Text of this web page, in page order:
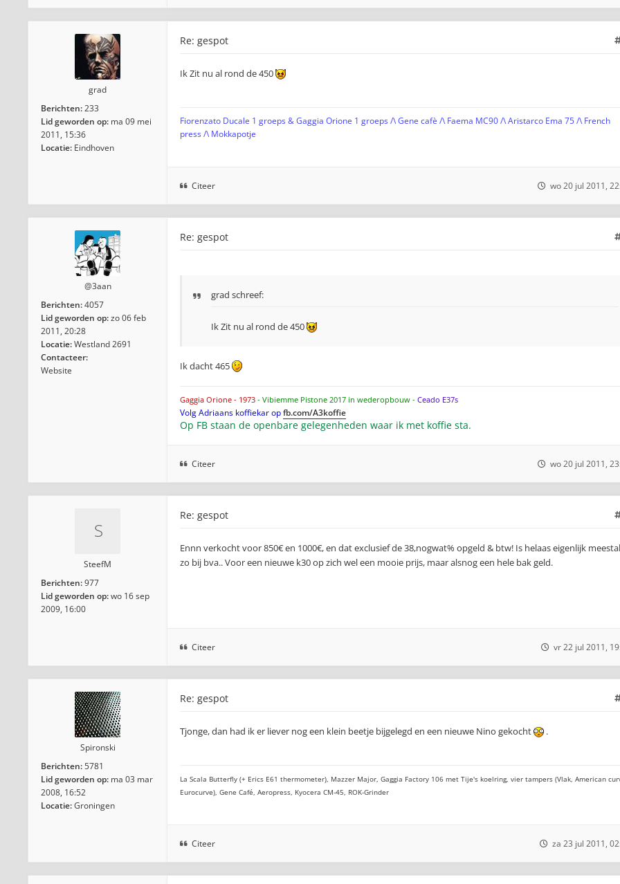
grad
Berichten:233
Lid geworden op: ma 09 mei
2011, 15:36
Locatie: Eindhoven
Re: gespot
Ik Zit nu al rond de 450
Fiorenzato Ducale 1 groeps & Gaggia Orione 1 groeps /\ Gene cafè /\ Faema MC90 /\ Aristarco Ema 75 /\ French
press /\ Mokkapotje
Citeer wo 20 jul 2011,
@3aan
Berichten:4057
Lid geworden op:zo 06 feb
2011, 20:28
Locatie:Westland 2691
Contacteer:
Website
Re: gespot
grad schreef:
Ik Zit nu al rond de 450
Ik dacht 465
Gaggia Orione - 1973 - Vibiemme Pistone 2017 in wederopbouw - Ceado E37s
Volg Adriaans koffiekar opfb.com/A3koffie
Op FB staan de openbare gelegenheden waar ik met koffie sta.
Citeer wo 20 jul 2011,
SteefM
Berichten:977
Lid geworden op:wo 16 sep
2009, 16:00
Re: gespot
Ennn verkocht voor 850€ en 1000€, en dat exclusief de 38,nogwat% opgeld & btw! Is helaas eigenlijk meestal
zo bij bva.. Voor een nieuwe k30 op zich wel een mooie prijs, maar alsnog een hele bak geld.
Citeer vr 22 jul 2011,
Spironski
Berichten:5781
Lid geworden op: ma 03 mar
2008, 16:52
Locatie:Groningen
Re: gespot
Tjonge, dan had ik er liever nog een klein beetje bijgelegd en een nieuwe Nino gekocht .
La Scala Butterfly (+ Erics E61 thermometer), Mazzer Major, Gaggia Factory 106 met Tije's koelring, vier tampers (Vlak, American
Eurocurve), Gene Café, Aeropress, Kyocera CM-45, ROK-Grinder
Citeer za 23 jul 2011,